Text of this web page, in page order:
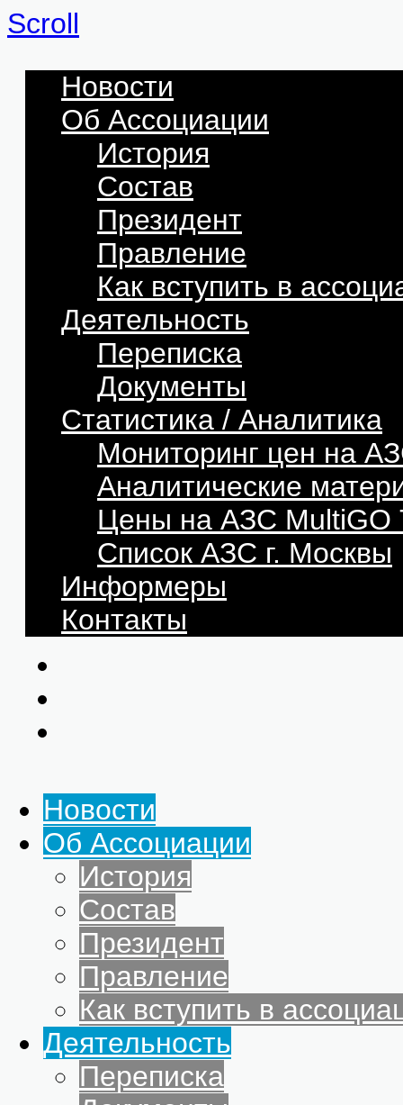
Scroll
Новости
Об Ассоциации
История
Состав
Президент
Правление
Как вступить в
Деятельность
Переписка
Документы
Статистика / Аналитика
Мониторинг цен на
Аналитические
Цены на АЗС
Список АЗС г. Москвы
Информеры
Контакты
Новости
Об Ассоциации
История
Состав
Президент
Правление
Как вступить в
Деятельность
Переписка